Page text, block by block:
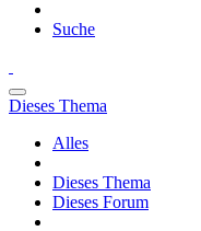
Suche
Dieses Thema
Alles
Dieses Thema
Dieses Forum